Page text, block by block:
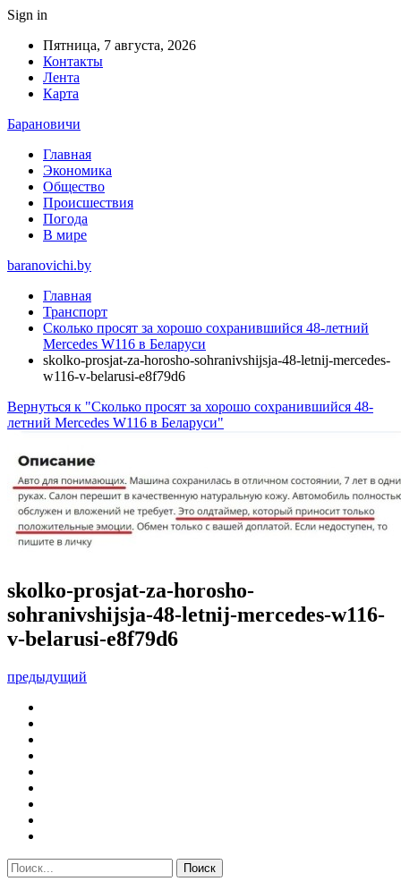
Sign in
Пятница, 7 августа, 2026
Контакты
Лента
Карта
Барановичи
Главная
Экономика
Общество
Происшествия
Погода
В мире
baranovichi.by
Главная
Транспорт
Сколько просят за хорошо сохранившийся 48-летний
Mercedes W116 в Беларуси
skolko-prosjat-za-horosho-sohranivshijsja-48-letnij-mercedes-
w116-v-belarusi-e8f79d6
Вернуться к "Сколько просят за хорошо сохранившийся 48-
летний Mercedes W116 в Беларуси"
skolko-prosjat-za-horosho-
sohranivshijsja-48-letnij-mercedes-w116-
v-belarusi-e8f79d6
предыдущий